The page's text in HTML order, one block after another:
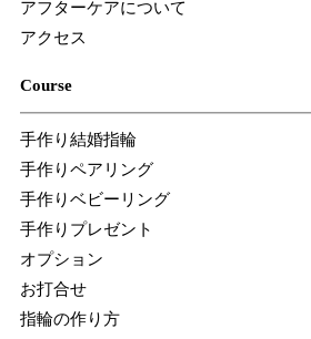
アフターケアについて
アクセス
Course
手作り結婚指輪
手作りペアリング
手作りベビーリング
手作りプレゼント
オプション
お打合せ
指輪の作り方